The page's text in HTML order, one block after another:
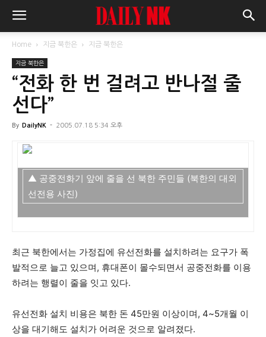
Home 지금 북한은 지금 북한은
지금 북한은
“전화 한 번 걸려고 반나절 줄
선다”
By DailyNK - 2005.07.18 5:34 오후
▲ 공중전화기 앞에 줄을 선 북한 주민들 (북한의 대외
선전용 사진)
최근 북한에서는 가정집에 유선전화를 설치하려는 요구가 폭
발적으로 늘고 있으며, 휴대폰이 몰수되면서 공중전화를 이용
하려는 행렬이 줄을 잇고 있다.
유선전화 설치 비용은 북한 돈 45만원 이상이며, 4~5개월 이
상을 대기해도 설치가 어려운 것으로 알려졌다.